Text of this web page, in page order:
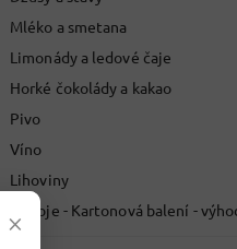
Mléko a smetana
Limonády a ledové čaje
Horké čokolády a kakao
Pivo
Víno
Lihoviny
Nápoje - Kartonová balení -
×